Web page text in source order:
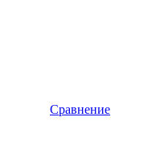
Сравнение